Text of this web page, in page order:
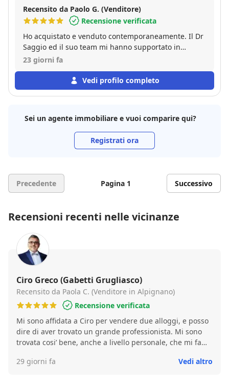
Recensito da Paolo G. (Venditore)
Recensione verificata
Ho acquistato e venduto contemporaneamente. Il Dr
Saggio ed il suo team mi hanno supportato in
entrambe le operazioni e non posso fare altro che
tempi della vendita ma, seguendo i preziosi consigli
di Beppe, tutto è andato per il meglio ed entrambe
Parella sempre preciso e disponibile ed al broker
Diego che ci ha aiutato a trovare un mutuo (enorme)
23 giorni fa
Vedi profilo completo
Sei un agente immobiliare e vuoi comparire qui?
Registrati ora
Precedente Pagina 1 Successivo
Recensioni recenti nelle vicinanze
Ciro Greco (Gabetti Grugliasco)
Recensito da Paola C. (Venditore in Alpignano)
Recensione verificata
Mi sono affidata a Ciro per vendere due alloggi, e posso
dire di aver trovato un grande professionista. Mi sono
trovata cosi’ bene, anche a livello personale, che mi fa
chiacchiere o un caffe’… ☕️ Credo che questo sia il suo
29 giorni fa Vedi altro